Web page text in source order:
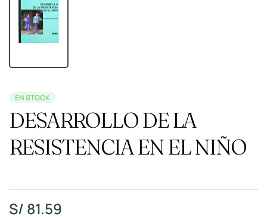
EN STOCK
DESARROLLO DE LA
RESISTENCIA EN EL NIÑO
S/ 81.59